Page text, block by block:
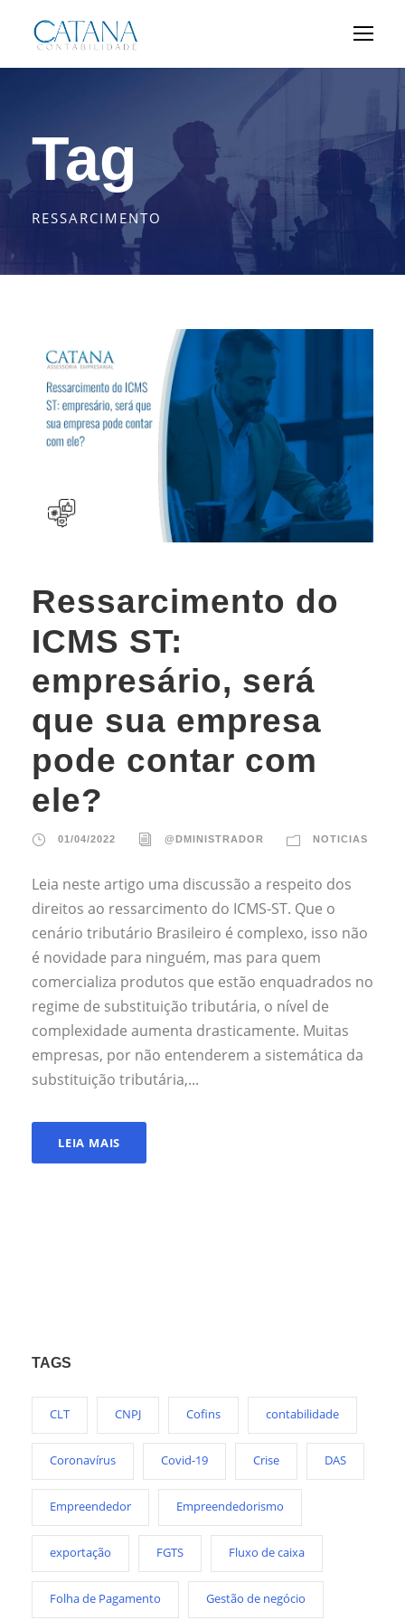
Tag
RESSARCIMENTO
Ressarcimento do
ICMS ST:
empresário, será
que sua empresa
pode contar com
ele?
01/04/2022 @DMINISTRADOR NOTICIAS
Leia neste artigo uma discussão a respeito dos
direitos ao ressarcimento do ICMS-ST. Que o
cenário tributário Brasileiro é complexo, isso não
é novidade para ninguém, mas para quem
comercializa produtos que estão enquadrados no
regime de substituição tributária, o nível de
complexidade aumenta drasticamente. Muitas
empresas, por não entenderem a sistemática da
substituição tributária,...
LEIA MAIS
TAGS
CLT CNPJ Cofins contabilidade
Coronavírus Covid-19 Crise DAS
Empreendedor Empreendedorismo
exportação FGTS Fluxo de caixa
Folha de Pagamento Gestão de negócio